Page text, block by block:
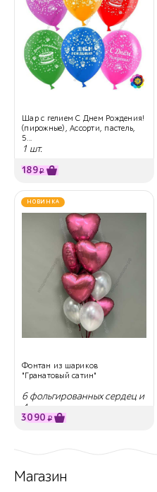
Шар с гелием С Днем Рождения!
(пирожные), Ассорти, пастель,
5...
1 шт.
189₽
НОВИНКА
Фонтан из шариков
"Гранатовый сатин"
6 фольгированных сердец и
4 латексных шара
3090 ₽
Магазин